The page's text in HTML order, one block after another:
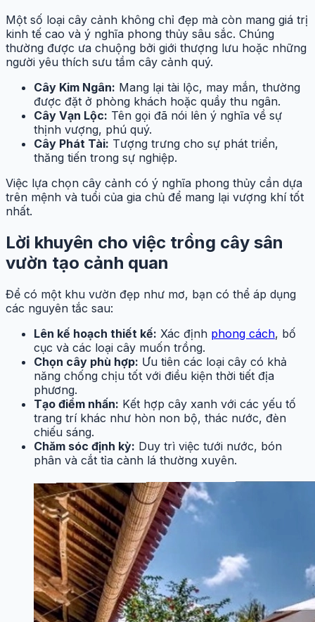
Một số loại cây cảnh không chỉ đẹp mà còn mang giá trị
kinh tế cao và ý nghĩa phong thủy sâu sắc. Chúng
thường được ưa chuộng bởi giới thượng lưu hoặc những
người yêu thích sưu tầm cây cảnh quý.
Cây Kim Ngân: Mang lại tài lộc, may mắn, thường
được đặt ở phòng khách hoặc quầy thu ngân.
Cây Vạn Lộc: Tên gọi đã nói lên ý nghĩa về sự
thịnh vượng, phú quý.
Cây Phát Tài: Tượng trưng cho sự phát triển,
thăng tiến trong sự nghiệp.
Việc lựa chọn cây cảnh có ý nghĩa phong thủy cần dựa
trên mệnh và tuổi của gia chủ để mang lại vượng khí tốt
nhất.
Lời khuyên cho việc trồng cây sân
vườn tạo cảnh quan
Để có một khu vườn đẹp như mơ, bạn có thể áp dụng
các nguyên tắc sau:
Lên kế hoạch thiết kế: Xác định phong cách, bố
cục và các loại cây muốn trồng.
Chọn cây phù hợp: Ưu tiên các loại cây có khả
năng chống chịu tốt với điều kiện thời tiết địa
phương.
Tạo điểm nhấn: Kết hợp cây xanh với các yếu tố
trang trí khác như hòn non bộ, thác nước, đèn
chiếu sáng.
Chăm sóc định kỳ: Duy trì việc tưới nước, bón
phân và cắt tỉa cành lá thường xuyên.